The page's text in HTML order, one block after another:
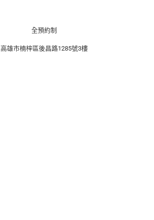
a
全預約制
高雄市楠梓區後昌路1285號3樓